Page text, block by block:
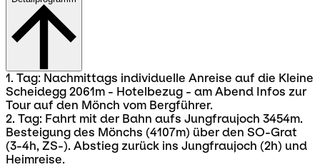
1. Tag: Nachmittags individuelle Anreise auf die Kleine
Scheidegg 2061m - Hotelbezug - am Abend Infos zur
Tour auf den Mönch vom Bergführer.
2. Tag: Fahrt mit der Bahn aufs Jungfraujoch 3454m.
Besteigung des Mönchs (4107m) über den SO-Grat
(3-4h, ZS-). Abstieg zurück ins Jungfraujoch (2h) und
Heimreise.